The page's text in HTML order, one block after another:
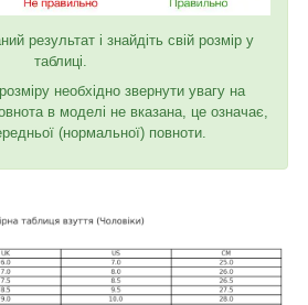
результат і знайдіть свій розмір у
таблиці.
необхідно звернути увагу на
в моделі не вказана, це означає,
(нормальної) повноти.